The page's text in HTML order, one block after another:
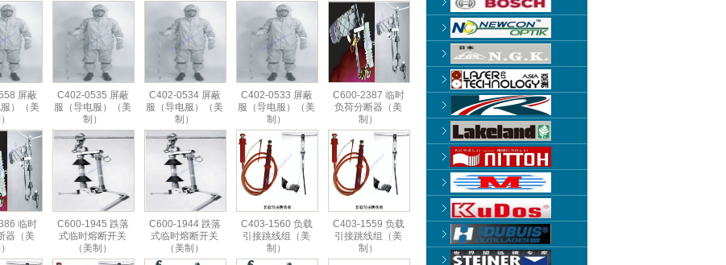
屏蔽
）（美
C402-0535 屏蔽
服（导电服）（美
制）
C402-0534 屏蔽
服（导电服）（美
制）
C402-0533 屏蔽
服（导电服）（美
制）
C600-2387 临时
负荷分断器（美
制）
临时
器（美
C600-1945 跌落
式临时熔断开关
（美制）
C600-1944 跌落
式临时熔断开关
（美制）
C403-1560 负载
引接跳线组（美
制）
C403-1559 负载
引接跳线组（美
制）